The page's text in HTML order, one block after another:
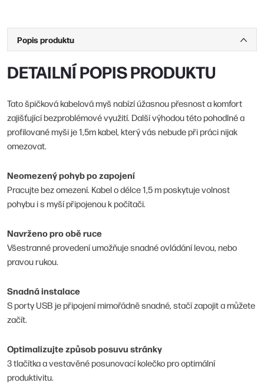
Popis produktu
DETAILNÍ POPIS PRODUKTU
Tato špičková kabelová myš nabízí úžasnou přesnost a komfort
zajišťující bezproblémové využití. Další výhodou této pohodlné a
profilované myši je 1,5m kabel, který vás nebude při práci nijak
omezovat.
Neomezený pohyb po zapojení
Pracujte bez omezení. Kabel o délce 1,5 m poskytuje volnost
pohybu i s myší připojenou k počítači.
Navrženo pro obě ruce
Všestranné provedení umožňuje snadné ovládání levou, nebo
pravou rukou.
Snadná instalace
S porty USB je připojení mimořádně snadné, stačí zapojit a můžete
začít.
Optimalizujte způsob posuvu stránky
3 tlačítka a vestavěné posunovací kolečko pro optimální
produktivitu.